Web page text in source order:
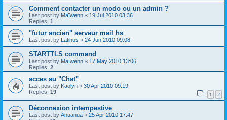
Comment contacter un modo ou un admin ?
Last post by Maïwenn « 19 Jul 2010 03:36
Replies: 1
"futur ancien" serveur mail hs
Last post by Latinus « 24 Jun 2010 09:08
STARTTLS command
Last post by Maïwenn « 17 May 2010 13:06
Replies: 2
acces au "Chat"
Last post by Kaolyn « 30 Apr 2010 09:19
Replies: 19 1 2
Déconnexion intempestive
Last post by Anuanua « 25 Apr 2010 17:47